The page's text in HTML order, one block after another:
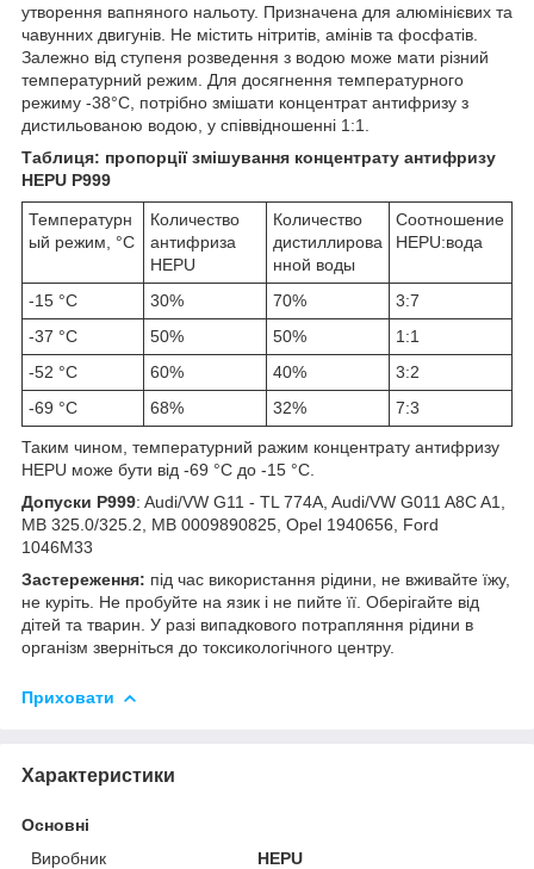
утворення вапняного нальоту. Призначена для алюмінієвих та
чавунних двигунів. Не містить нітритів, амінів та фосфатів.
Залежно від ступеня розведення з водою може мати різний
температурний режим. Для досягнення температурного
режиму -38°C, потрібно змішати концентрат антифризу з
дистильованою водою, у співвідношенні 1:1.
Таблиця: пропорції змішування концентрату антифризу
HEPU P999
Температурн
ый режим, °C
Количество
антифриза
HEPU
Количество
дистиллирова
нной воды
Соотношение
HEPU:вода
-15 °C 30% 70%
3:7
-37 °C
50% 50%
1:1
-52 °C
60% 40%
3:2
-69 °C
68% 32% 7:3
Таким чином, температурний ражим концентрату антифризу
HEPU може бути від -69 °C до -15 °C.
Допуски P999: Audi/VW G11 - TL 774A, Audi/VW G011 A8C A1,
MB 325.0/325.2, MB 0009890825, Opel 1940656, Ford
1046M33
Застереження: під час використання рідини, не вживайте їжу,
не куріть. Не пробуйте на язик і не пийте її. Оберігайте від
дітей та тварин. У разі випадкового потрапляння рідини в
організм зверніться до токсикологічного центру.
Приховати
Характеристики
Основні
Виробник
HEPU